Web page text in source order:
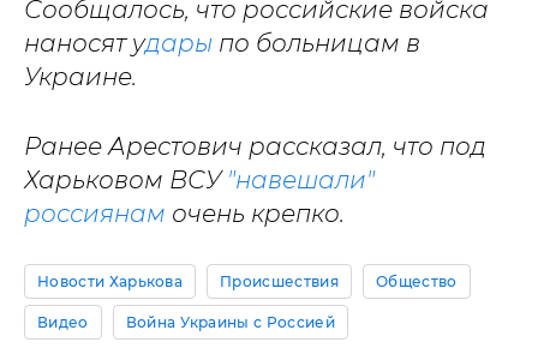
Сообщалось, что российские войска
наносят удары по больницам в
Украине.
Ранее Арестович рассказал, что под
Харьковом ВСУ"навешали"
россиянам очень крепко.
Новости Харькова Происшествия Общество
Видео Война Украины с Россией